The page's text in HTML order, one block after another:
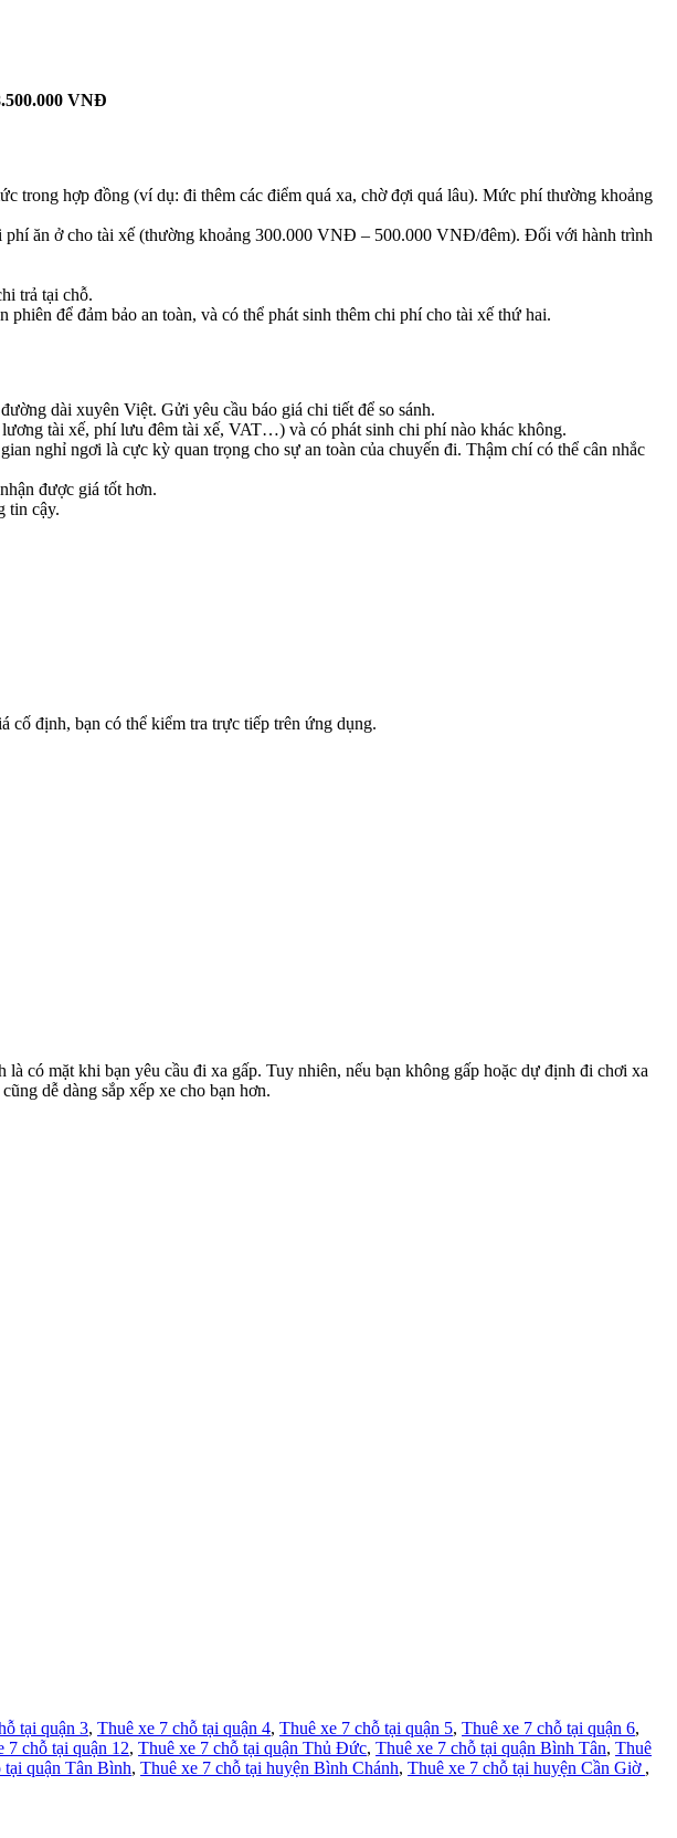
VNĐ
trong hợp đồng (ví dụ: đi thêm các điểm quá xa, chờ đợi quá lâu). Mức phí thường khoảng
phí ăn ở cho tài xế (thường khoảng 300.000 VNĐ – 500.000 VNĐ/đêm). Đối với hành trình
trả tại chỗ.
để đảm bảo an toàn, và có thể phát sinh thêm chi phí cho tài xế thứ hai.
dài xuyên Việt. Gửi yêu cầu báo giá chi tiết để so sánh.
tài xế, phí lưu đêm tài xế, VAT…) và có phát sinh chi phí nào khác không.
nghỉ ngơi là cực kỳ quan trọng cho sự an toàn của chuyến đi. Thậm chí có thể cân nhắc
được giá tốt hơn.
tin cậy.
cố định, bạn có thể kiểm tra trực tiếp trên ứng dụng.
có mặt khi bạn yêu cầu đi xa gấp. Tuy nhiên, nếu bạn không gấp hoặc dự định đi chơi xa
dễ dàng sắp xếp xe cho bạn hơn.
tại quận 3, Thuê xe 7 chỗ tại quận 4, Thuê xe 7 chỗ tại quận 5, Thuê xe 7 chỗ tại quận 6,
7 chỗ tại quận 12, Thuê xe 7 chỗ tại quận Thủ Đức, Thuê xe 7 chỗ tại quận Bình Tân, Thuê
tại quận Tân Bình, Thuê xe 7 chỗ tại huyện Bình Chánh, Thuê xe 7 chỗ tại huyện Cần Giờ ,